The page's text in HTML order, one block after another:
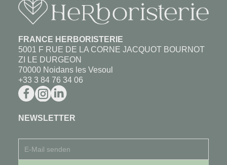
FRANCE HERBORISTERIE
5001 F RUE DE LA CORNE JACQUOT BOURNOT
ZI LE DURGEON
70000 Noidans les Vesoul
+33 3 84 76 34 06
NEWSLETTER